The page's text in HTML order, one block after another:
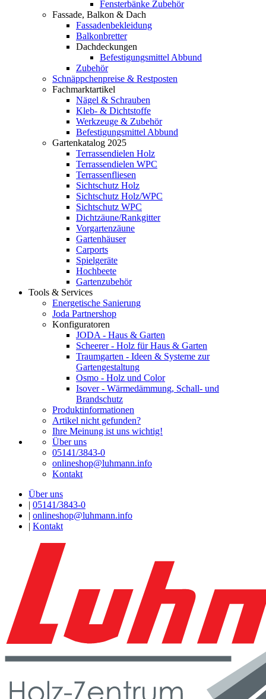
Fensterbänke Zubehör
Fassade, Balkon & Dach
Fassadenbekleidung
Balkonbretter
Dachdeckungen
Befestigungsmittel Abbund
Zubehör
Schnäppchenpreise & Restposten
Fachmarktartikel
Nägel & Schrauben
Kleb- & Dichtstoffe
Werkzeuge & Zubehör
Befestigungsmittel Abbund
Gartenkatalog 2025
Terrassendielen Holz
Terrassendielen WPC
Terrassenfliesen
Sichtschutz Holz
Sichtschutz Holz/WPC
Sichtschutz WPC
Dichtzäune/Rankgitter
Vorgartenzäune
Gartenhäuser
Carports
Spielgeräte
Hochbeete
Gartenzubehör
Tools & Services
Energetische Sanierung
Joda Partnershop
Konfiguratoren
JODA - Haus & Garten
Scheerer - Holz für Haus & Garten
Traumgarten - Ideen & Systeme zur
Gartengestaltung
Osmo - Holz und Color
Isover - Wärmedämmung, Schall- und
Brandschutz
Produktinformationen
Artikel nicht gefunden?
Ihre Meinung ist uns wichtig!
Über uns
05141/3843-0
onlineshop@luhmann.info
Kontakt
Über uns
| 05141/3843-0
| onlineshop@luhmann.info
| Kontakt